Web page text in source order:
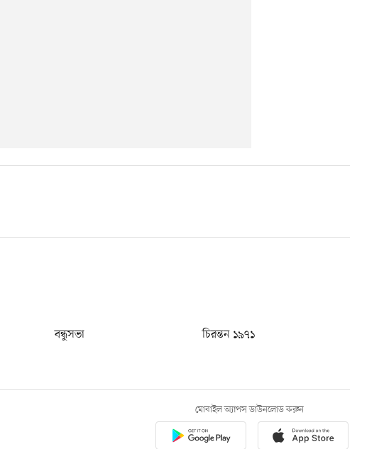
বন্ধুসভা
চিরন্তন ১৯৭১
মোবাইল অ্যাপস ডাউনলোড করুন